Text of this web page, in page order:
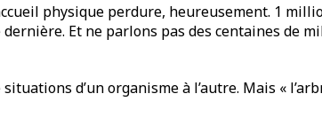
physique perdure, heureusement. 1
Et ne parlons pas des centaines de
d’un organisme à l’autre. Mais «